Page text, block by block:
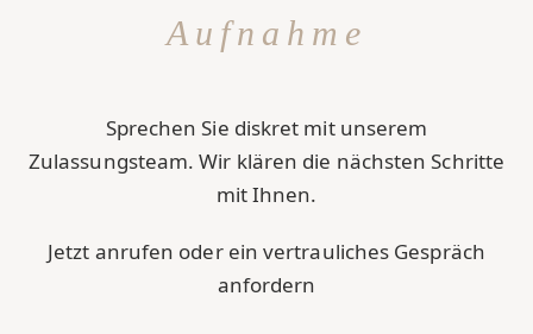
Aufnahme
Sprechen Sie diskret mit unserem
Zulassungsteam. Wir klären die nächsten Schritte
mit Ihnen.
Jetzt anrufen oder ein vertrauliches Gespräch
anfordern